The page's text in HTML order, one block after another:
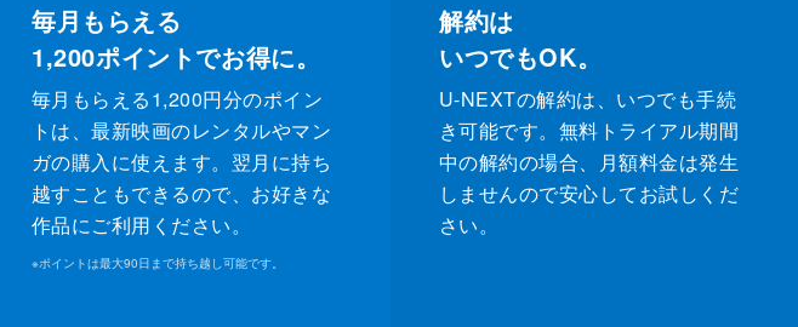
毎月もらえる
1,200ポイントでお得に。
毎月もらえる1,200円分のポイン
トは、最新映画のレンタルやマン
ガの購入に使えます。翌月に持ち
越すこともできるので、お好きな
作品にご利用ください。
※ポイントは最大90日まで持ち越し可能です。
解約は
いつでもOK。
U-NEXTの解約は、いつでも手続
き可能です。無料トライアル期間
中の解約の場合、月額料金は発生
しませんので安心してお試しくだ
さい。